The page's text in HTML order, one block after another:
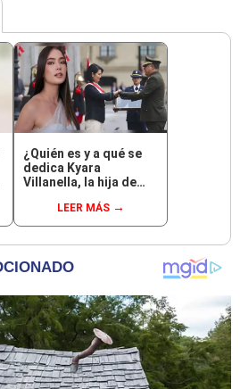
¿Quién es y a qué se
dedica Kyara
Keiko Fujimori que le
dio la contra a nivel
nacional?
LEER MÁS